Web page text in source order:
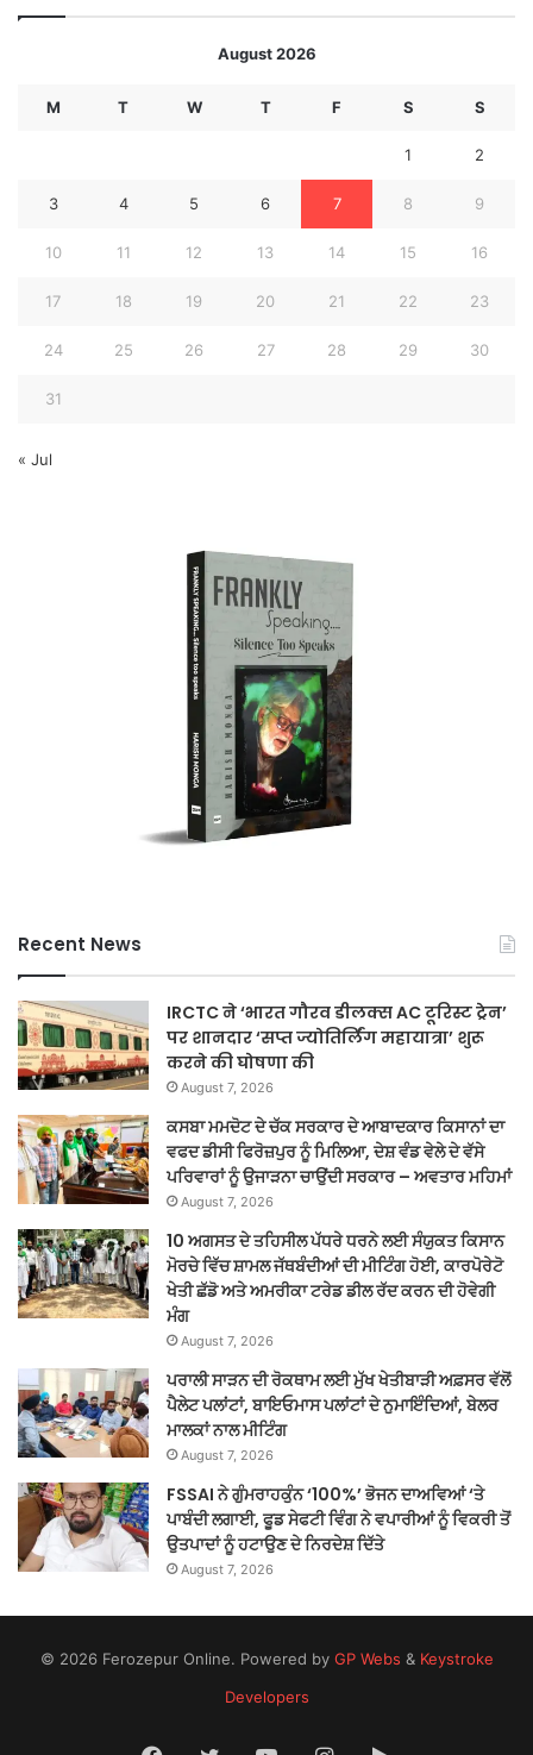
August 2026
M T W T F S S
1 2
3 4 5 6 7 8 9
10 11 12 13 14 15 16
17 18 19 20 21 22 23
24 25 26 27 28 29 30
31
« Jul
Recent News
IRCTC ने ‘भारत गौरव डीलक्स AC टूरिस्ट ट्रेन’
पर शानदार ‘सप्त ज्योतिर्लिंग महायात्रा’ शुरू
करने की घोषणा की
August 7, 2026
ਕਸਬਾ ਮਮਦੋਟ ਦੇ ਚੱਕ ਸਰਕਾਰ ਦੇ ਆਬਾਦਕਾਰ ਕਿਸਾਨਾਂ ਦਾ
ਵਫਦ ਡੀਸੀ ਫਿਰੋਜ਼ਪੁਰ ਨੂੰ ਮਿਲਿਆ, ਦੇਸ਼ ਵੰਡ ਵੇਲੇ ਦੇ ਵੱਸੇ
ਪਰਿਵਾਰਾਂ ਨੂੰ ਉਜਾੜਨਾ ਚਾਉਂਦੀ ਸਰਕਾਰ – ਅਵਤਾਰ ਮਹਿਮਾਂ
August 7, 2026
10 ਅਗਸਤ ਦੇ ਤਹਿਸੀਲ ਪੱਧਰੇ ਧਰਨੇ ਲਈ ਸੰਯੁਕਤ ਕਿਸਾਨ
ਮੋਰਚੇ ਵਿੱਚ ਸ਼ਾਮਲ ਜੱਥਬੰਦੀਆਂ ਦੀ ਮੀਟਿੰਗ ਹੋਈ, ਕਾਰਪੋਰੇਟੋ
ਖੇਤੀ ਛੱਡੋ ਅਤੇ ਅਮਰੀਕਾ ਟਰੇਡ ਡੀਲ ਰੱਦ ਕਰਨ ਦੀ ਹੋਵੇਗੀ
ਮੰਗ
August 7, 2026
ਪਰਾਲੀ ਸਾੜਨ ਦੀ ਰੋਕਥਾਮ ਲਈ ਮੁੱਖ ਖੇਤੀਬਾੜੀ ਅਫ਼ਸਰ ਵੱਲੋਂ
ਪੈਲੇਟ ਪਲਾਂਟਾਂ, ਬਾਇਓਮਾਸ ਪਲਾਂਟਾਂ ਦੇ ਨੁਮਾਇੰਦਿਆਂ, ਬੇਲਰ
ਮਾਲਕਾਂ ਨਾਲ ਮੀਟਿੰਗ
August 7, 2026
FSSAI ਨੇ ਗੁੰਮਰਾਹਕੁੰਨ ‘100%’ ਭੋਜਨ ਦਾਅਵਿਆਂ ‘ਤੇ
ਪਾਬੰਦੀ ਲਗਾਈ, ਫੂਡ ਸੇਫਟੀ ਵਿੰਗ ਨੇ ਵਪਾਰੀਆਂ ਨੂੰ ਵਿਕਰੀ ਤੋਂ
ਉਤਪਾਦਾਂ ਨੂੰ ਹਟਾਉਣ ਦੇ ਨਿਰਦੇਸ਼ ਦਿੱਤੇ
August 7, 2026
© 2026 Ferozepur Online. Powered by GP Webs & Keystroke
Developers